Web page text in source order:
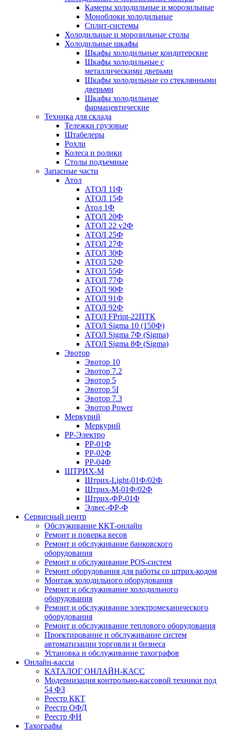
Камеры холодильные и морозильные
Моноблоки холодильные
Сплит-системы
Холодильные и морозильные столы
Холодильные шкафы
Шкафы холодильные кондитерские
Шкафы холодильные с
металлическими дверьми
Шкафы холодильные со стеклянными
дверьми
Шкафы холодильные
фармацевтические
Техника для склада
Тележки грузовые
Штабелеры
Рохли
Колеса и ролики
Столы подъемные
Запасные части
Атол
АТОЛ 11Ф
АТОЛ 15Ф
Атол 1Ф
АТОЛ 20Ф
АТОЛ 22 v2Ф
АТОЛ 25Ф
АТОЛ 27Ф
АТОЛ 30Ф
АТОЛ 52Ф
АТОЛ 55Ф
АТОЛ 77Ф
АТОЛ 90Ф
АТОЛ 91Ф
АТОЛ 92Ф
АТОЛ FPrint-22ПТК
АТОЛ Sigma 10 (150Ф)
АТОЛ Sigma 7Ф (Sigma)
АТОЛ Sigma 8Ф (Sigma)
Эвотор
Эвотор 10
Эвотор 7.2
Эвотор 5
Эвотор 5I
Эвотор 7.3
Эвотор Power
Меркурий
Меркурий
РР-Электро
РР-01Ф
РР-02Ф
РР-04Ф
ШТРИХ-М
Штрих-Light-01Ф/02Ф
Штрих-М-01Ф/02Ф
Штрих-ФР-01Ф
Элвес-ФР-Ф
Сервисный центр
Обслуживание ККТ-онлайн
Ремонт и поверка весов
Ремонт и обслуживание банковского
оборудования
Ремонт и обслуживание POS-систем
Ремонт оборудования для работы со штрих-кодом
Монтаж холодильного оборудования
Ремонт и обслуживание холодильного
оборудования
Ремонт и обслуживание электромеханического
оборудования
Ремонт и обслуживание теплового оборудования
Проектирование и обслуживание систем
автоматизации торговли и бизнеса
Установка и обслуживание тахографов
Онлайн-кассы
КАТАЛОГ ОНЛАЙН-КАСС
Модернизация контрольно-кассовой техники под
54 ФЗ
Реестр ККТ
Реестр ОФД
Реестр ФН
Тахографы